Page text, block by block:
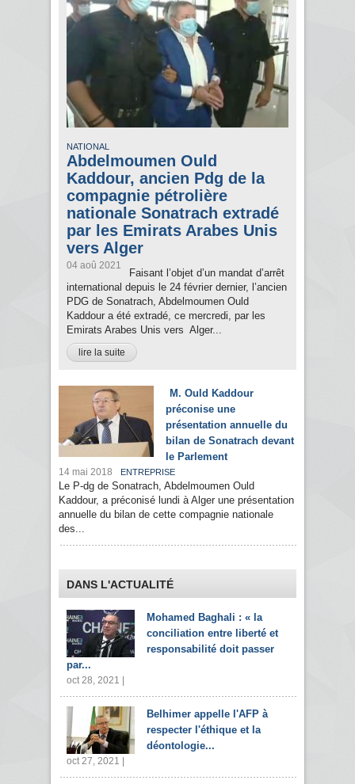
NATIONAL
Abdelmoumen Ould
Kaddour, ancien Pdg de la
compagnie pétrolière
nationale Sonatrach extradé
par les Emirats Arabes Unis
vers Alger
04 aoû 2021
Faisant l’objet d’un mandat d’arrêt
international depuis le 24 février dernier, l’ancien
PDG de Sonatrach, Abdelmoumen Ould
Kaddour a été extradé, ce mercredi, par les
Emirats Arabes Unis vers Alger...
lire la suite
M. Ould Kaddour
préconise une
présentation annuelle du
bilan de Sonatrach devant
le Parlement
14 mai 2018 ENTREPRISE
Le P-dg de Sonatrach, Abdelmoumen Ould
Kaddour, a préconisé lundi à Alger une présentation
annuelle du bilan de cette compagnie nationale
des...
DANS L'ACTUALITÉ
Mohamed Baghali : « la
conciliation entre liberté et
responsabilité doit passer
par...
oct 28, 2021 |
Belhimer appelle l'AFP à
respecter l'éthique et la
déontologie...
oct 27, 2021 |